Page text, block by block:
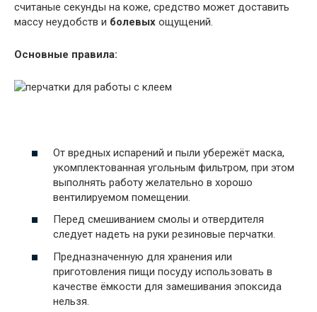
считаные секунды на коже, средство может доставить
массу неудобств и болевых ощущений.
Основные правила:
От вредных испарений и пыли убережёт маска,
укомплектованная угольным фильтром, при этом
выполнять работу желательно в хорошо
вентилируемом помещении.
Перед смешиванием смолы и отвердителя
следует надеть на руки резиновые перчатки.
Предназначенную для хранения или
приготовления пищи посуду использовать в
качестве ёмкости для замешивания эпоксида
нельзя.